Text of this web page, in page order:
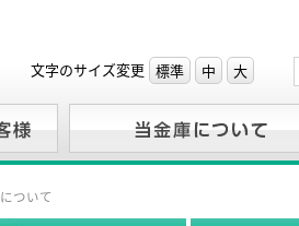
文字のサイズ変更 標準 中 大
ついて